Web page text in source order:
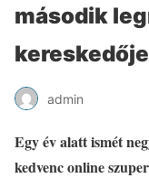
második
kereskedője
admin
Egy év alatt ismét
kedvenc online